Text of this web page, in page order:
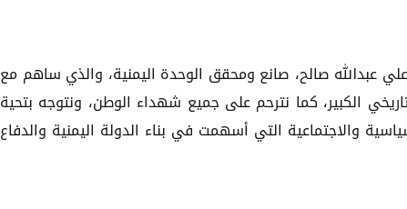
عبدالله صالح، صانع ومحقق الوحدة اليمنية، والذي ساهم مع
الكبير، كما نترحم على جميع شهداء الوطن، ونتوجه بتحية
والاجتماعية التي أسهمت في بناء الدولة اليمنية والدفاع